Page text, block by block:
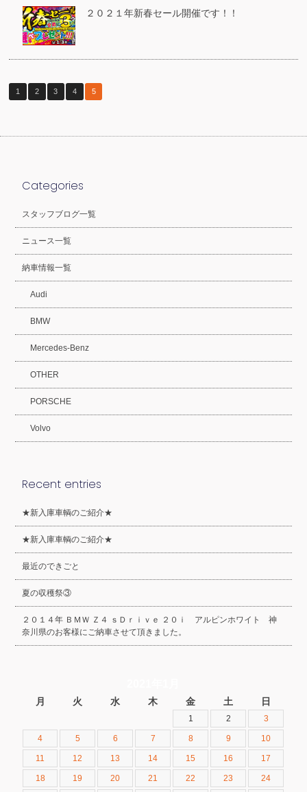
２０２１年新春セール開催です！！
1 2 3 4 5
Categories
スタッフブログ一覧
ニュース一覧
納車情報一覧
Audi
BMW
Mercedes-Benz
OTHER
PORSCHE
Volvo
Recent entries
★新入庫車輌のご紹介★
★新入庫車輌のご紹介★
最近のできごと
夏の収穫祭③
２０１４年 ＢＭＷ Ｚ４ ｓＤｒｉｖｅ ２０ｉ アルピンホワイト 神
奈川県のお客様にご納車させて頂きました。
月 火 水 木 金 土 日
1 2 3
4 5 6 7 8 9 10
11 12 13 14 15 16 17
18 19 20 21 22 23 24